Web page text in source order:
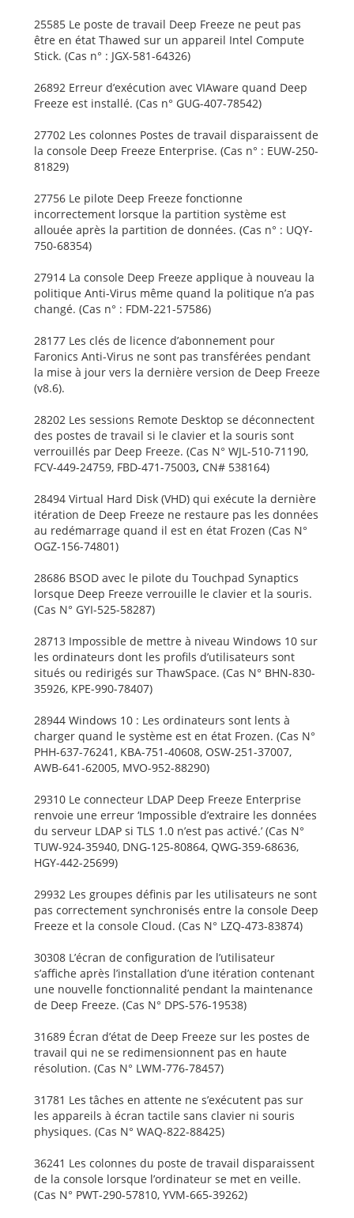
25585 Le poste de travail Deep Freeze ne peut pas
être en état Thawed sur un appareil Intel Compute
Stick. (Cas n° : JGX-581-64326)
26892 Erreur d’exécution avec VIAware quand Deep
Freeze est installé. (Cas n° GUG-407-78542)
27702 Les colonnes Postes de travail disparaissent de
la console Deep Freeze Enterprise. (Cas n° : EUW-250-
81829)
27756 Le pilote Deep Freeze fonctionne
incorrectement lorsque la partition système est
allouée après la partition de données. (Cas n° : UQY-
750-68354)
27914 La console Deep Freeze applique à nouveau la
politique Anti-Virus même quand la politique n’a pas
changé. (Cas n° : FDM-221-57586)
28177 Les clés de licence d’abonnement pour
Faronics Anti-Virus ne sont pas transférées pendant
la mise à jour vers la dernière version de Deep Freeze
(v8.6).
28202 Les sessions Remote Desktop se déconnectent
des postes de travail si le clavier et la souris sont
verrouillés par Deep Freeze. (Cas N° WJL-510-71190,
FCV-449-24759, FBD-471-75003, CN# 538164)
28494 Virtual Hard Disk (VHD) qui exécute la dernière
itération de Deep Freeze ne restaure pas les données
au redémarrage quand il est en état Frozen (Cas N°
OGZ-156-74801)
28686 BSOD avec le pilote du Touchpad Synaptics
lorsque Deep Freeze verrouille le clavier et la souris.
(Cas N° GYI-525-58287)
28713 Impossible de mettre à niveau Windows 10 sur
les ordinateurs dont les profils d’utilisateurs sont
situés ou redirigés sur ThawSpace. (Cas N° BHN-830-
35926, KPE-990-78407)
28944 Windows 10 : Les ordinateurs sont lents à
charger quand le système est en état Frozen. (Cas N°
PHH-637-76241, KBA-751-40608, OSW-251-37007,
AWB-641-62005, MVO-952-88290)
29310 Le connecteur LDAP Deep Freeze Enterprise
renvoie une erreur ‘Impossible d’extraire les données
du serveur LDAP si TLS 1.0 n’est pas activé.’ (Cas N°
TUW-924-35940, DNG-125-80864, QWG-359-68636,
HGY-442-25699)
29932 Les groupes définis par les utilisateurs ne sont
pas correctement synchronisés entre la console Deep
Freeze et la console Cloud. (Cas N° LZQ-473-83874)
30308 L’écran de configuration de l’utilisateur
s’affiche après l’installation d’une itération contenant
une nouvelle fonctionnalité pendant la maintenance
de Deep Freeze. (Cas N° DPS-576-19538)
31689 Écran d’état de Deep Freeze sur les postes de
travail qui ne se redimensionnent pas en haute
résolution. (Cas N° LWM-776-78457)
31781 Les tâches en attente ne s’exécutent pas sur
les appareils à écran tactile sans clavier ni souris
physiques. (Cas N° WAQ-822-88425)
36241 Les colonnes du poste de travail disparaissent
de la console lorsque l’ordinateur se met en veille.
(Cas N° PWT-290-57810, YVM-665-39262)